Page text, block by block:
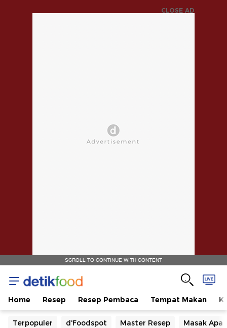
CLOSE AD
SCROLL TO CONTINUE WITH CONTENT
Home Resep Resep Pembaca Tempat Makan
Terpopuler d'Foodspot Master Resep Masak Apa